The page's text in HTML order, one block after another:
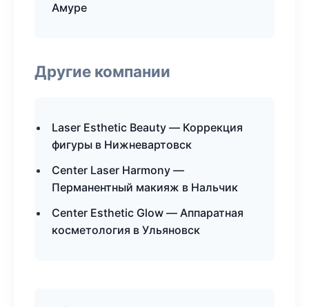
Амуре
Другие компании
Laser Esthetic Beauty — Коррекция
фигуры в Нижневартовск
Center Laser Harmony —
Перманентный макияж в Нальчик
Center Esthetic Glow — Аппаратная
косметология в Ульяновск